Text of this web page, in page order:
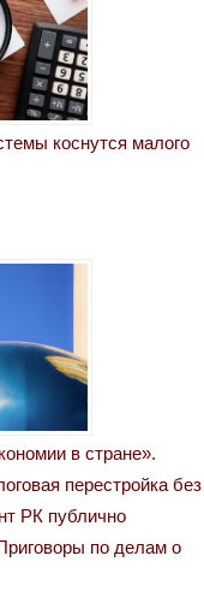
коснутся малого
в стране».
перестройка без
РК публично
по делам о